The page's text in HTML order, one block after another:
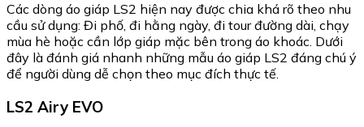
Các dòng áo giáp LS2 hiện nay được chia khá rõ theo nhu
cầu sử dụng: Đi phố, đi hằng ngày, đi tour đường dài, chạy
mùa hè hoặc cần lớp giáp mặc bên trong áo khoác. Dưới
đây là đánh giá nhanh những mẫu áo giáp LS2 đáng chú ý
để người dùng dễ chọn theo mục đích thực tế.
LS2 Airy EVO